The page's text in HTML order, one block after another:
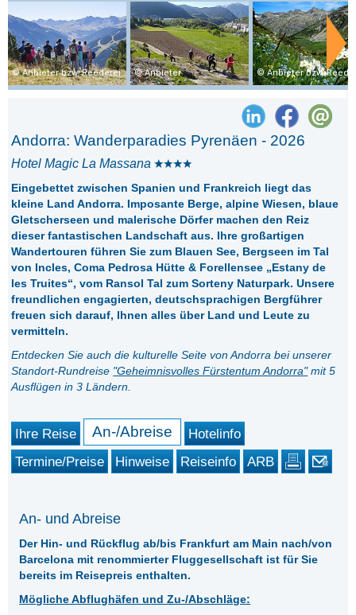
Anbieter bzw. Reederei Anbieter Anbieter bzw.
Andorra: Wanderparadies Pyrenäen - 2026
Hotel Magic La Massana
Eingebettet zwischen Spanien und Frankreich liegt das
kleine Land Andorra. Imposante Berge, alpine Wiesen, blaue
Gletscherseen und malerische Dörfer machen den Reiz
dieser fantastischen Landschaft aus. Ihre großartigen
Wandertouren führen Sie zum Blauen See, Bergseen im Tal
von Incles, Coma Pedrosa Hütte & Forellensee „Estany de
les Truites“, vom Ransol Tal zum Sorteny Naturpark. Unsere
freundlichen engagierten, deutschsprachigen Bergführer
freuen sich darauf, Ihnen alles über Land und Leute zu
vermitteln.
Entdecken Sie auch die kulturelle Seite von Andorra bei unserer
Standort-Rundreise "Geheimnisvolles Fürstentum Andorra"mit 5
Ausflügen in 3 Ländern.
Ihre Reise An-/Abreise
Hotelinfo
Termine/Preise
Hinweise Reiseinfo ARB
An- und Abreise
Der Hin- und Rückflug ab/bis Frankfurt am Main nach/von
Barcelona mit renommierter Fluggesellschaft ist für Sie
bereits im Reisepreis enthalten.
Mögliche Abflughäfen und Zu-/Abschläge: